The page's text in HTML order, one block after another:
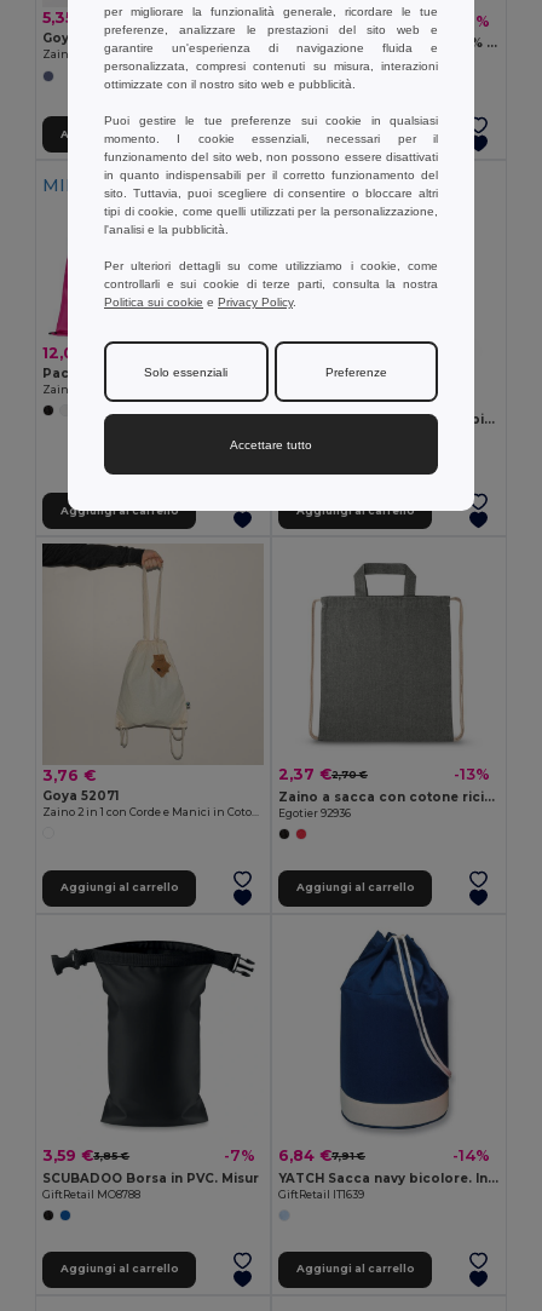
5,35 €
Goya 53005
Aggiungi al carrello
3,79 € 3,87 € -2%
Zaino a sacca in cotone 100% (180 g/m²)
Egotier 92913
Aggiungi al carrello
MIN QTY: 10
12,00 €
Pack da 10 Egotier 92910
Aggiungi al carrello
2,20 €
Zaino a sacca 100% cotone biologico (140 g/m²)
Aggiungi al carrello
3,76 €
Goya 52071
Aggiungi al carrello
2,37 €2,70 € -13%
Zaino a sacca con cotone riciclato (70%) e poliestere (30% rPET) (140 g/m²)
Egotier 92936
Aggiungi al carrello
3,59 €3,85 € -7%
SCUBADOO Borsa in PVC. Misur
GiftRetail MO8788
Aggiungi al carrello
6,84 €7,91 € -14%
YATCH Sacca navy bicolore. In cotone
GiftRetail IT1639
Aggiungi al carrello
per migliorare la funzionalità generale, ricordare le tue
preferenze, analizzare le prestazioni del sito web e
garantire un'esperienza di navigazione fluida e
personalizzata, compresi contenuti su misura, interazioni
ottimizzate con il nostro sito web e pubblicità.
Puoi gestire le tue preferenze sui cookie in qualsiasi
momento. I cookie essenziali, necessari per il
funzionamento del sito web, non possono essere disattivati
in quanto indispensabili per il corretto funzionamento del
sito. Tuttavia, puoi scegliere di consentire o bloccare altri
tipi di cookie, come quelli utilizzati per la personalizzazione,
l'analisi e la pubblicità.
Per ulteriori dettagli su come utilizziamo i cookie, come
controllarli e sui cookie di terze parti, consulta la nostra
Politica sui cookie e Privacy Policy.
Solo essenziali Preferenze
Accettare tutto